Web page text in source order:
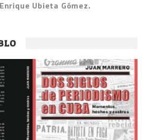
Enrique Ubieta Gómez.